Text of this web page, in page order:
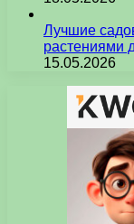
Лучшие
растениями
15.05.2026